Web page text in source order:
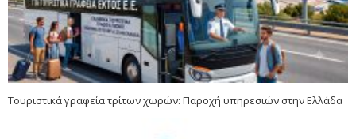
Τουριστικά γραφεία τρίτων χωρών: Παροχή υπηρεσιών στην Ελλάδα